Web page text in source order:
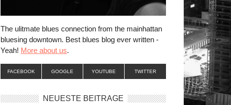
The ulitmate blues connection from the mainhattan
bluesing downtown. Best blues blog ever written -
Yeah! More about us.
FACEBOOK GOOGLE YOUTUBE TWITTER
NEUESTE BEITRÄGE